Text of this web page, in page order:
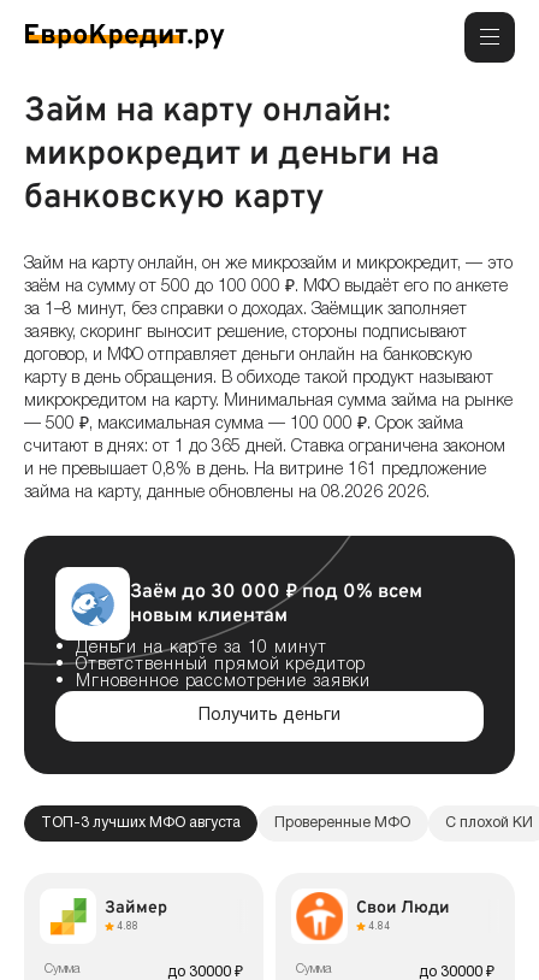
Займ на карту онлайн:
микрокредит и деньги на
банковскую карту
Займ на карту онлайн, он же микрозайм и микрокредит, — это
заём на сумму от 500 до 100 000 ₽. МФО выдаёт его по анкете
за 1–8 минут, без справки о доходах. Заёмщик заполняет
заявку, скоринг выносит решение, стороны подписывают
договор, и МФО отправляет деньги онлайн на банковскую
карту в день обращения. В обиходе такой продукт называют
микрокредитом на карту. Минимальная сумма займа на рынке
— 500 ₽, максимальная сумма — 100 000 ₽. Срок займа
считают в днях: от 1 до 365 дней. Ставка ограничена законом
и не превышает 0,8% в день. На витрине 161 предложение
займа на карту, данные обновлены на 08.2026 2026.
Заём до 30 000 ₽ под 0% всем
новым клиентам
Деньги на карте за 10 минут
Ответственный прямой кредитор
Мгновенное рассмотрение заявки
Получить деньги
ТОП-3 лучших МФО августа Проверенные МФО С плохой КИ
Займер
4.88
Сумма до 30000 ₽
Свои Люди
4.84
Сумма до 30000 ₽